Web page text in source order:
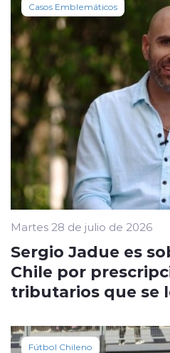
Casos Emblemáticos
Martes 28 de julio de 2026
Sergio Jadue es
Chile por
tributarios que se
Fútbol Chileno